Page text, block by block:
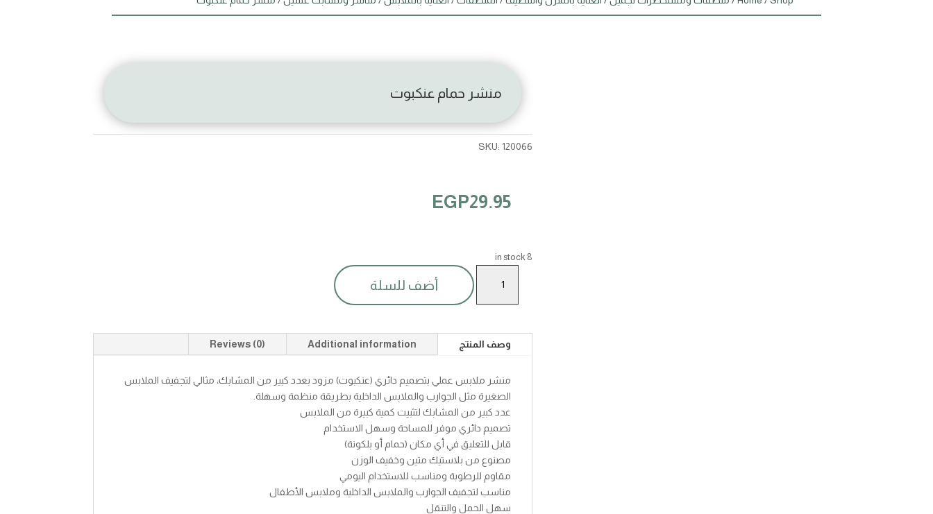
منشر حمام عنكبوت
SKU: 120066
EGP29.95
8 in stock
حمام
أضف للسلة
وصف المنتج Additional information
Reviews (0)
منشر ملابس عملي بتصميم دائري (عنكبوت) مزود بعدد كبير من المشابك، مثالي لتجفيف الملابس
الصغيرة مثل الجوارب والملابس الداخلية بطريقة منظمة وسهلة.
عدد كبير من المشابك لتثبيت كمية كبيرة من الملابس
تصميم دائري موفر للمساحة وسهل الاستخدام
قابل للتعليق في أي مكان (حمام أو بلكونة)
مصنوع من بلاستيك متين وخفيف الوزن
مقاوم للرطوبة ومناسب للاستخدام اليومي
مناسب لتجفيف الجوارب والملابس الداخلية وملابس الأطفال
سهل الحمل والتنقل